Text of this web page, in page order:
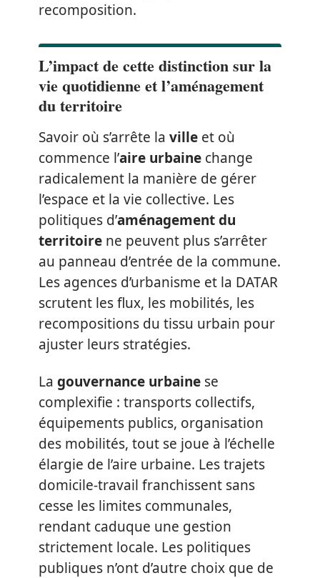
recomposition.
L’impact de cette distinction sur la
vie quotidienne et l’aménagement
du territoire
Savoir où s’arrête la ville et où
commence l’aire urbaine change
radicalement la manière de gérer
l’espace et la vie collective. Les
politiques d’aménagement du
territoire ne peuvent plus s’arrêter
au panneau d’entrée de la commune.
Les agences d’urbanisme et la DATAR
scrutent les flux, les mobilités, les
recompositions du tissu urbain pour
ajuster leurs stratégies.
La gouvernance urbaine se
complexifie : transports collectifs,
équipements publics, organisation
des mobilités, tout se joue à l’échelle
élargie de l’aire urbaine. Les trajets
domicile-travail franchissent sans
cesse les limites communales,
rendant caduque une gestion
strictement locale. Les politiques
publiques n’ont d’autre choix que de